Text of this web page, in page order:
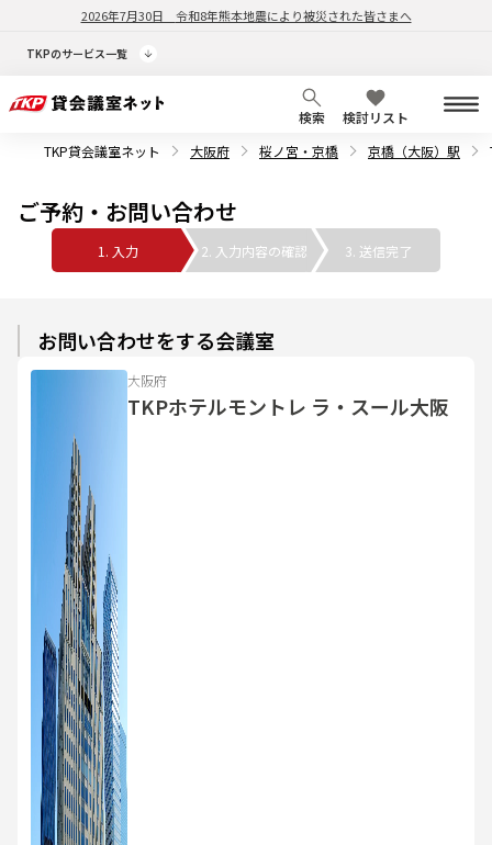
2026年7月30日 令和8年熊本地震により被災された皆さまへ
TKPのサービス一覧
検索
検討リスト
TKP貸会議室ネット
大阪府 桜ノ宮・京橋 京橋（大阪）駅
ご予約・お問い合わせ
1. 入力 2. 入力内容の確認 3. 送信完了
お問い合わせをする会議室
大阪府
TKPホテルモントレ ラ・スール大阪